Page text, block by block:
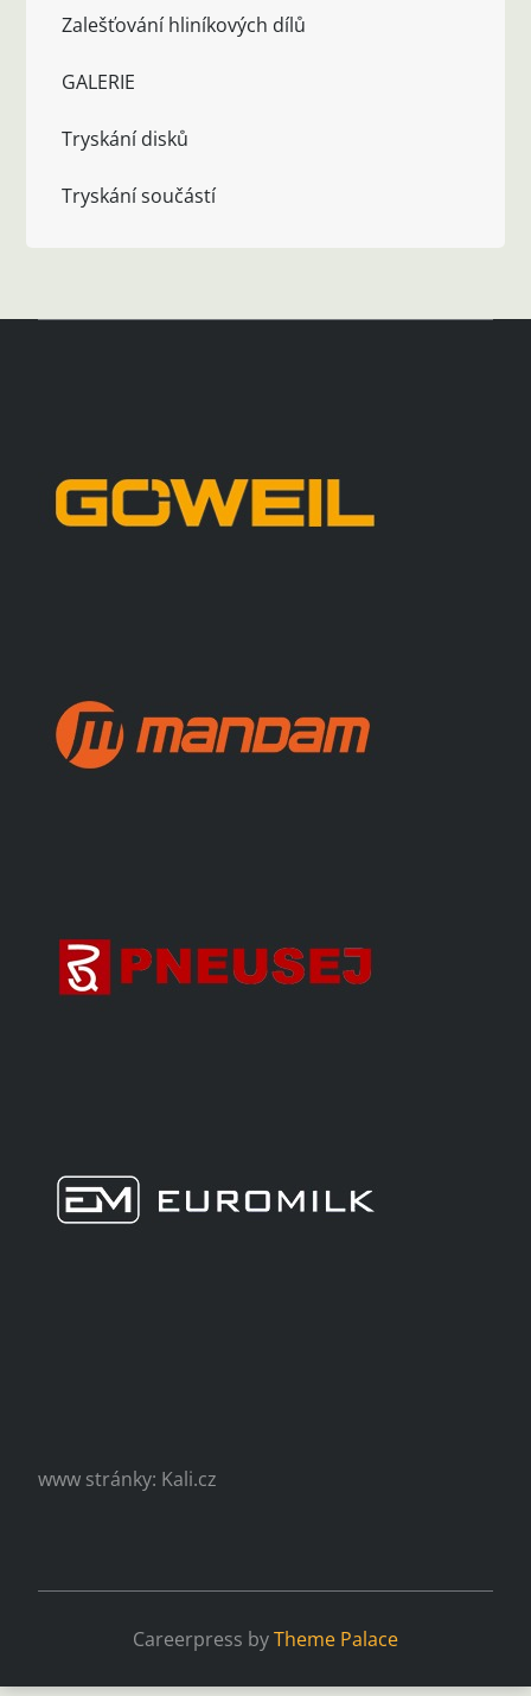
Zalešťování hliníkových dílů
GALERIE
Tryskání disků
Tryskání součástí
www stránky: Kali.cz
Careerpress byTheme Palace